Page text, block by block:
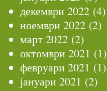
декември 2022 (4)
ноември 2022 (2)
март 2022 (2)
октомври 2021 (1)
февруари 2021 (1)
јануари 2021 (2)